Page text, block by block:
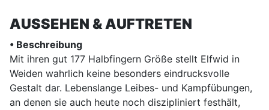
AUSSEHEN & AUFTRETEN
• Beschreibung
Mit ihren gut 177 Halbfingern Größe stellt Elfwid in
Weiden wahrlich keine besonders eindrucksvolle
Gestalt dar. Lebenslange Leibes- und Kampfübungen,
an denen sie auch heute noch diszipliniert festhält,